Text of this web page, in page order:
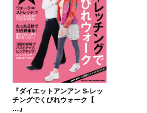
『ダイエットアンアン S-レッ
チングでくびれウォーク【
…』